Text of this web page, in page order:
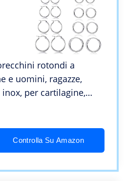
rotondi a
e uomini, ragazze,
per cartilagine,
8-16 mm
Controlla Su Amazon